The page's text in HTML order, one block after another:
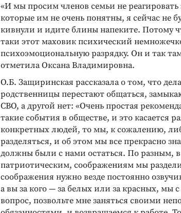
«И мы просим членов семьи не
которые им не очень понятны, я сейчас
кивнули и идите блины напеките. Потому
таки этот маховик психический
психоэмоциональную разрядку. Он и так
отметила Оксана Владимировна.
О.Б. Защиринская рассказала о том, что
родственницы перестают общаться,
СВО, а другой нет: «Очень простая
такие события в обществе, и это касается
конкретных людей, то мы, к сожалению,
разделяться, и об этом мы все прекрасно
должны были с нами остаться. По разным,
патриотическим, соображениям мы
соображения нужно везде постоянно
а вы за кого — за белых или за красных,
вопрос, позвольте мне заняться своими